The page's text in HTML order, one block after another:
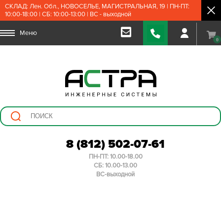
СКЛАД: Лен. Обл., НОВОСЕЛЬЕ, МАГИСТРАЛЬНАЯ, 19 | ПН-ПТ:
10:00-18:00 | СБ: 10:00-13:00 | ВС - выходной
Меню
0
8 (812) 502-07-61
ПН-ПТ: 10.00-18.00
СБ: 10.00-13.00
ВС-выходной